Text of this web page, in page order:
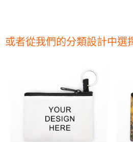
或者從我們的分類設計中選